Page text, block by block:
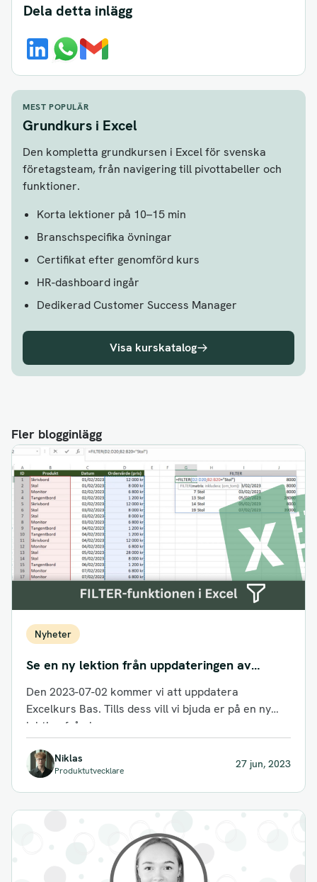
Dela detta inlägg
MEST POPULÄR
Grundkurs i Excel
Den kompletta grundkursen i Excel för svenska
företagsteam, från navigering till pivottabeller och
funktioner.
Korta lektioner på 10–15 min
Branschspecifika övningar
Certifikat efter genomförd kurs
HR-dashboard ingår
Dedikerad Customer Success Manager
Visa kurskatalog
Fler blogginlägg
Nyheter
Se en ny lektion från uppdateringen av
Excelkurs Bas!
Den 2023-07-02 kommer vi att uppdatera
Excelkurs Bas. Tills dess vill vi bjuda er på en ny
lektion från kursen.
Niklas
Produktutvecklare
27 jun, 2023